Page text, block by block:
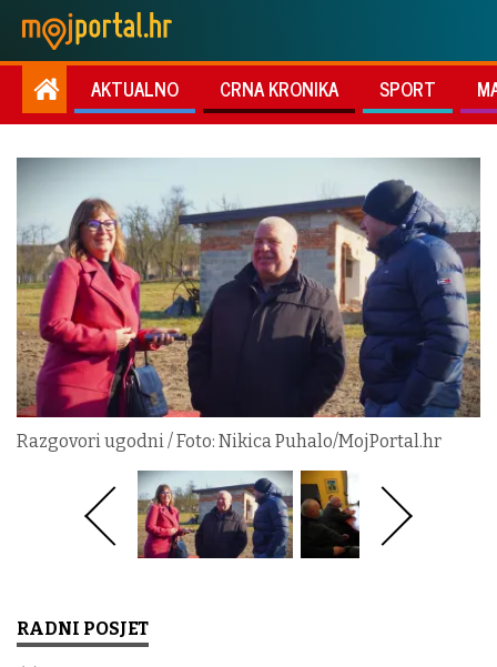
AKTUALNO CRNA KRONIKA SPORT
Razgovori ugodni / Foto: Nikica Puhalo/MojPortal.hr
RADNI POSJET